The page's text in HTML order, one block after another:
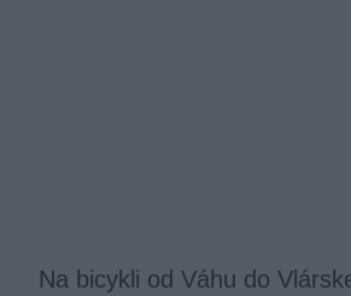
Na bicykli od Váhu do